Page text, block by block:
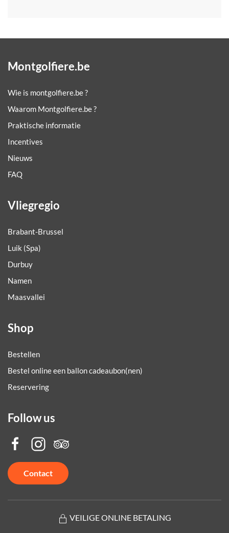
Montgolfiere.be
Wie is montgolfiere.be ?
Waarom Montgolfiere.be ?
Praktische informatie
Incentives
Nieuws
FAQ
Vliegregio
Brabant-Brussel
Luik (Spa)
Durbuy
Namen
Maasvallei
Shop
Bestellen
Bestel online een ballon cadeaubon(nen)
Reservering
Follow us
Contact
VEILIGE ONLINE BETALING